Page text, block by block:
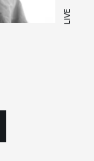
LIVE